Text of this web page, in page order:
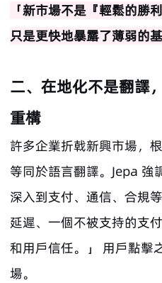
「新市場不是『輕鬆的勝
只是更快地暴露了薄弱的
二、在地化不是翻譯
重構
許多企業折戟新興市場，
等同於語言翻譯。Jepa 強
深入到支付、通信、合規
延遲、一個不被支持的支
和用戶信任。」 用戶點擊
場。